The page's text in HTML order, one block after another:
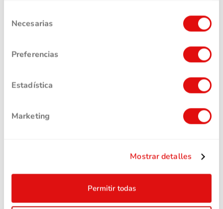
deNecesarias
Preferencias
Estadística
Marketing
Mostrar detalles
Permitir todas